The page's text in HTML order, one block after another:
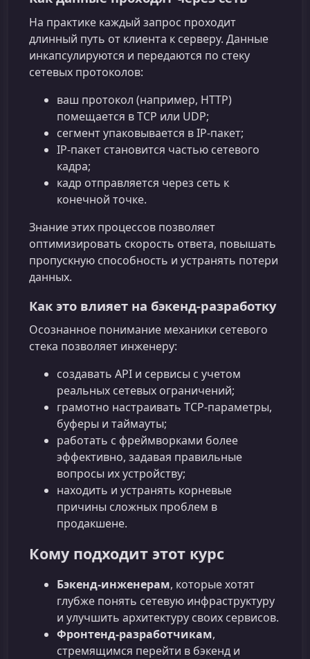
На практике каждый запрос проходит
длинный путь от клиента к серверу. Данные
инкапсулируются и передаются по стеку
сетевых протоколов:
ваш протокол (например, HTTP)
помещается в TCP или UDP;
сегмент упаковывается в IP‑пакет;
IP‑пакет становится частью сетевого
кадра;
кадр отправляется через сеть к
конечной точке.
Знание этих процессов позволяет
оптимизировать скорость ответа, повышать
пропускную способность и устранять потери
данных.
Как это влияет на бэкенд‑разработку
Осознанное понимание механики сетевого
стека позволяет инженеру:
создавать API и сервисы с учетом
реальных сетевых ограничений;
грамотно настраивать TCP‑параметры,
буферы и таймауты;
работать с фреймворками более
эффективно, задавая правильные
вопросы их устройству;
находить и устранять корневые
причины сложных проблем в
продакшене.
Кому подходит этот курс
Бэкенд‑инженерам, которые хотят
глубже понять сетевую инфраструктуру
и улучшить архитектуру своих сервисов.
Фронтенд‑разработчикам,
стремящимся перейти в бэкенд и